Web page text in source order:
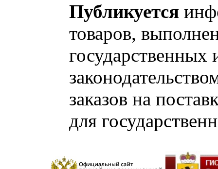
Публикуется
товаров,
заказов на
для